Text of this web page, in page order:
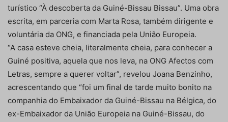
turístico “À descoberta da Guiné-Bissau Bissau”. Uma obra
escrita, em parceria com Marta Rosa, também dirigente e
voluntária da ONG, e financiada pela União Europeia.
“A casa esteve cheia, literalmente cheia, para conhecer a
Guiné positiva, aquela que nos leva, na ONG Afectos com
Letras, sempre a querer voltar”, revelou Joana Benzinho,
acrescentando que “foi um final de tarde muito bonito na
companhia do Embaixador da Guiné-Bissau na Bélgica, do
ex-Embaixador da União Europeia na Guiné-Bissau, do